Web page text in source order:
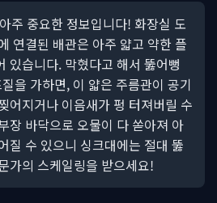
주 중요한 정보입니다! 화장실 도
연결된 배관은 아주 얇고 약한 플
있습니다. 막혔다고 해서 뚫어뻥
을 가하면, 이 얇은 주름관이 공기
어지거나 이음새가 펑 터져버릴 수
장 바닥으로 오물이 다 쏟아져 아
질 수 있으니 싱크대에는 절대 뚫
가의 스케일링을 받으세요!